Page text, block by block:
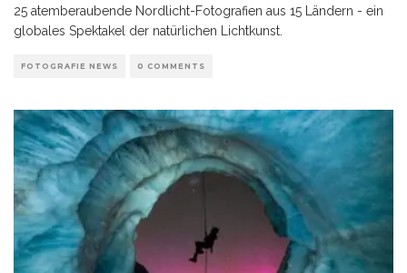
25 atemberaubende Nordlicht-Fotografien aus 15 Ländern - ein
globales Spektakel der natürlichen Lichtkunst.
FOTOGRAFIE NEWS 0 COMMENTS